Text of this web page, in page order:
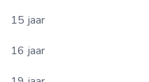
15 jaar
16 jaar